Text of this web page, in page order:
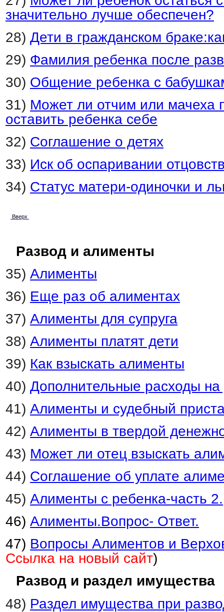
значительно лучше обеспечен?
28) Дети в гражданском
29) Фамилия ребенка после
30) Общение ребенка с
31) Может ли отчим или мачеха
оставить ребенка себе
32) Соглашение о детях
33) Иск об оспаривании
34) Статус матери-одиночки и
Вверх
Развод и алименты
35) Алименты
36) Еще раз об алиментах
37) Алименты для супруга
38) Алименты платят дети
39) Как взыскать алименты
40) Дополнительные расходы на
41) Алименты и судебный
42) Алименты в твердой
43) Может ли отец взыскать
44) Соглашение об уплате
45) Алименты с ребенка-часть 2.
46) Алименты.Вопрос- Ответ.
47) Вопросы Алиментов и
Ссылка на новый сайт)
Развод и раздел имущества
48) Раздел имущества при